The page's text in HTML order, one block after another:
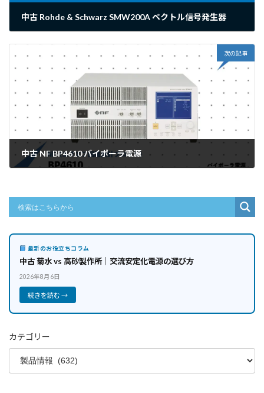
中古 Rohde & Schwarz SMW200A ベクトル信号発生器
次の記事
中古 NF BP4610 バイポーラ電源
最新のお役立ちコラム
中古 菊水 vs 高砂製作所｜交流安定化電源の選び方
2026年8月6日
続きを読む →
カテゴリー